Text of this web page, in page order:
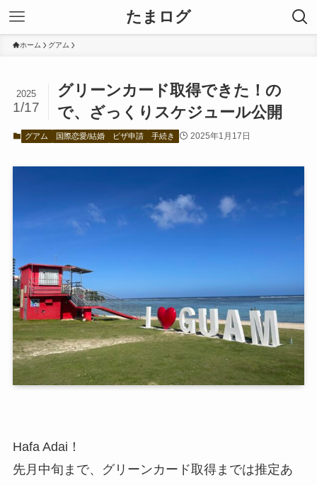
たまログ
ホーム グアム
グリーンカード取得できた！の
で、ざっくりスケジュール公開
2025
1/17
グアム 国際恋愛/結婚 ビザ申請 手続き 2025年1月17日
Hafa Adai！
先月中旬まで、グリーンカード取得までは推定あ